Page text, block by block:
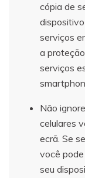
cópia de
serviços
a
serviços
Não
celulares
ecrã. Se
você
seu